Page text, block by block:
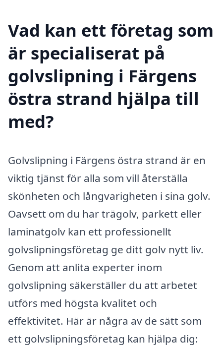
Vad kan ett företag som
är specialiserat på
golvslipning i Färgens
östra strand hjälpa till
med?
Golvslipning i Färgens östra strand är en
viktig tjänst för alla som vill återställa
skönheten och långvarigheten i sina golv.
Oavsett om du har trägolv, parkett eller
laminatgolv kan ett professionellt
golvslipningsföretag ge ditt golv nytt liv.
Genom att anlita experter inom
golvslipning säkerställer du att arbetet
utförs med högsta kvalitet och
effektivitet. Här är några av de sätt som
ett golvslipningsföretag kan hjälpa dig: